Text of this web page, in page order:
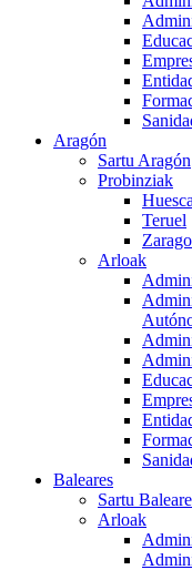
Aragón
Sartu Aragón
Probinziak
Huesca
Teruel
Arloak
Baleares
Sartu
Arloak